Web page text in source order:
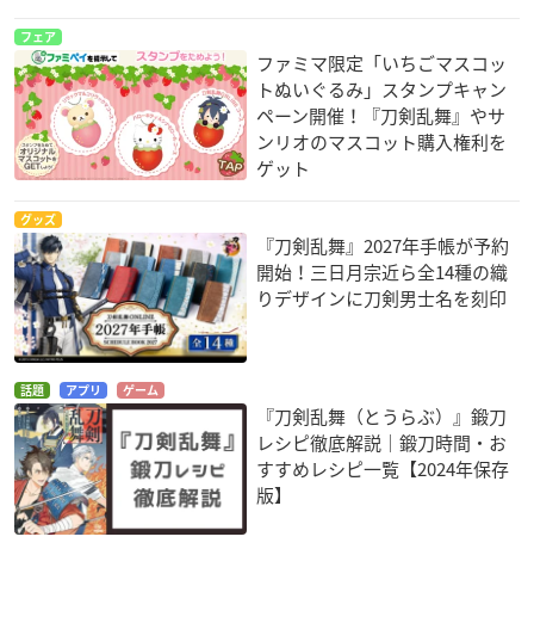
フェア
ファミマ限定「いちごマスコッ
トぬいぐるみ」スタンプキャン
ペーン開催！『刀剣乱舞』やサ
ンリオのマスコット購入権利を
ゲット
グッズ
『刀剣乱舞』2027年手帳が予約
開始！三日月宗近ら全14種の織
りデザインに刀剣男士名を刻印
話題 アプリ ゲーム
『刀剣乱舞（とうらぶ）』鍛刀
レシピ徹底解説｜鍛刀時間・お
すすめレシピ一覧【2024年保存
版】